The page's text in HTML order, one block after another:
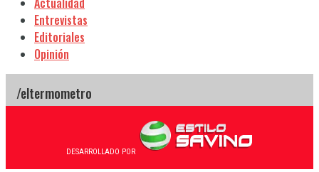
Entrevistas
Editoriales
Opinión
DESARROLLADO POR